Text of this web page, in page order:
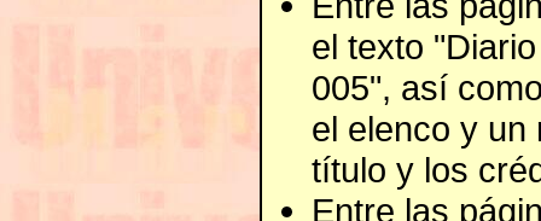
el texto
005", así
el elenco y un
título y los
Entre las